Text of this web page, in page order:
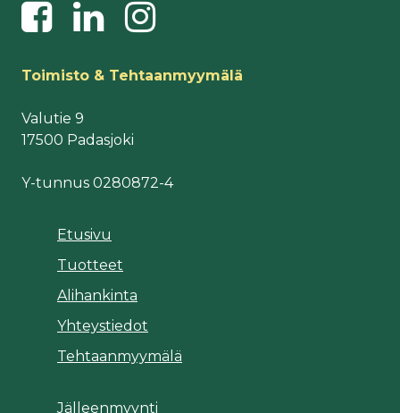
Toimisto & Tehtaanmyymälä
Valutie 9
17500 Padasjoki
Y-tunnus 0280872-4
Etusivu
Tuotteet
Alihankinta
Yhteystiedot
Tehtaanmyymälä
Jälleenmyynti